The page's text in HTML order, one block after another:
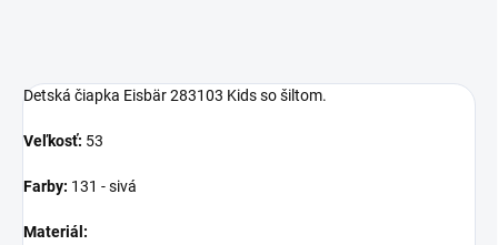
Detská čiapka Eisbär 283103 Kids so šiltom.
Veľkosť: 53
Farby: 131 - sivá
Materiál: